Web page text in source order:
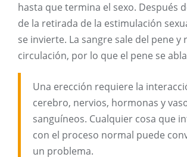
hasta que termina el sexo. Después
de la retirada de la estimulación
se invierte. La sangre sale del pene y
circulación, por lo que el pene se
Una erección requiere la
cerebro, nervios, hormonas y
sanguíneos. Cualquier cosa que
con el proceso normal puede
un problema.